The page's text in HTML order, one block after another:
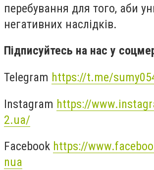
перебування для того, аби
негативних наслідків.
Підписуйтесь на нас у
Telegram https://t.me/
Instagram https://
2.ua/
Facebook https://
nua